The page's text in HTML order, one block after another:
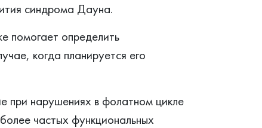
синдрома Дауна.
помогает определить
когда планируется его
при нарушениях в фолатном цикле
частых функциональных